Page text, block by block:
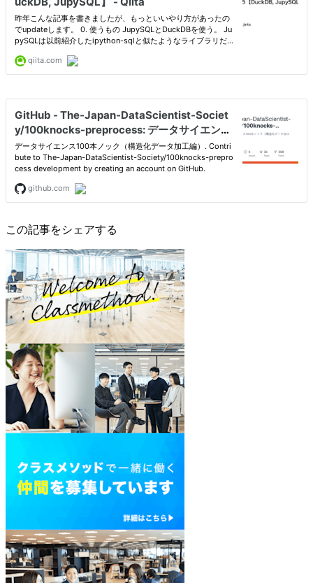
この記事をシェアする